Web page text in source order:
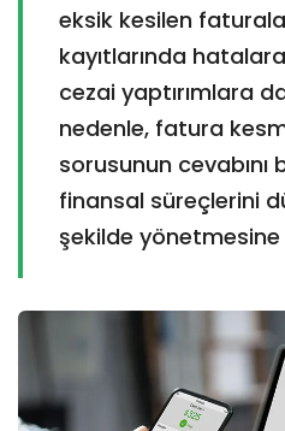
eksik kesilen
kayıtlarında
cezai yaptırımlara
nedenle, fatura
sorusunun
finansal süreçlerini
şekilde yönetmesine